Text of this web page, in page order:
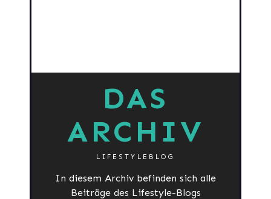
DAS
ARCHIV
LIFESTYLEBLOG
In diesem Archiv befinden sich alle
Beiträge des Lifestyle-Blogs